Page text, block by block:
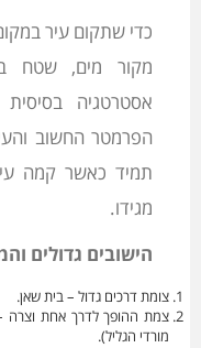
כדי שתקום עיר
מקור מים, שטח
אסטרטגיה
הפרמטר החשוב
תמיד כאשר קמה
מגידו.
הישובים גדולים
צומת דרכים גדול – בית שאן.
צמת ההופך לדרך אחת
מורדי הגליל).